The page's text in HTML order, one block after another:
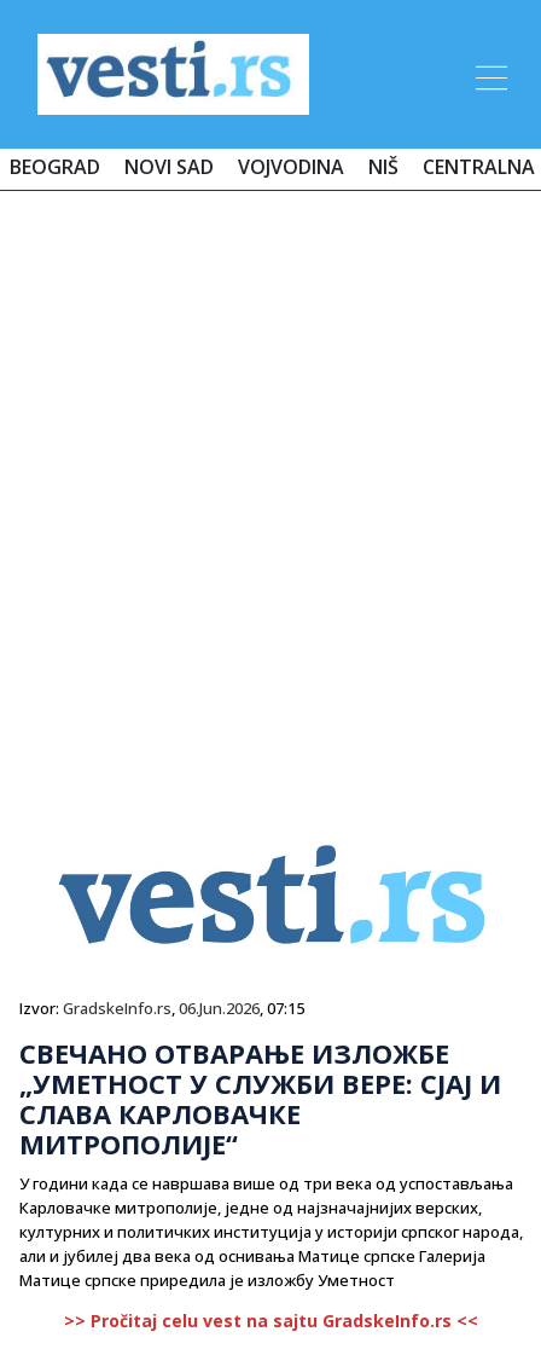
BEOGRAD NOVI SAD VOJVODINA NIŠ CENTRALNA
Izvor: GradskeInfo.rs,06.Jun.2026, 07:15
СВЕЧАНО ОТВАРАЊЕ ИЗЛОЖБЕ
„УМЕТНОСТ У СЛУЖБИ ВЕРЕ: СЈАЈ И
СЛАВА КАРЛОВАЧКЕ
МИТРОПОЛИЈЕ“
У години када се навршава више од три века од успостављања
Карловачке митрополије, једне од најзначајнијих верских,
културних и политичких институција у историји српског народа,
али и јубилеј два века од оснивања Матице српске Галерија
Матице српске приредила је изложбу Уметност
>> Pročitaj celu vest na sajtu GradskeInfo.rs <<